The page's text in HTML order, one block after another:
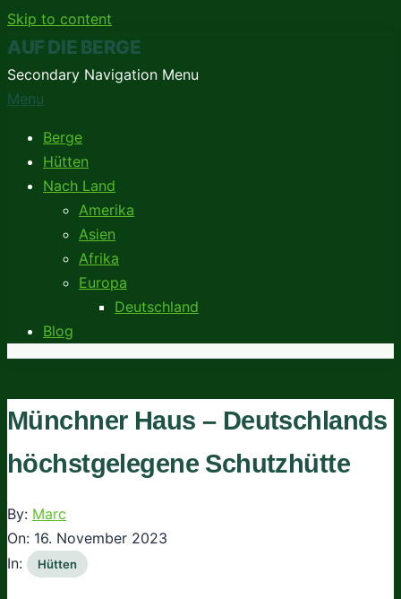
Skip to content
AUF DIE BERGE
Secondary Navigation Menu
Menu
Berge
Hütten
Nach Land
Amerika
Asien
Afrika
Europa
Deutschland
Blog
Münchner Haus – Deutschlands
höchstgelegene Schutzhütte
By: Marc
On: 16. November 2023
In:
Hütten